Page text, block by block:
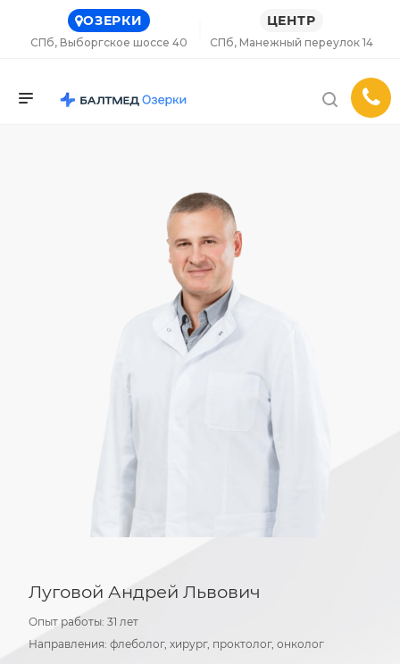
ОЗЕРКИ
СПб, Выборгское шоссе 40
ЦЕНТР
СПб, Манежный переулок 14
Луговой Андрей Львович
Опыт работы: 31 лет
Направления: флеболог, хирург, проктолог, онколог